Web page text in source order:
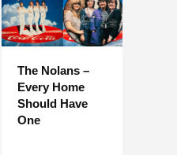
The Nolans –
Every Home
Should Have
One